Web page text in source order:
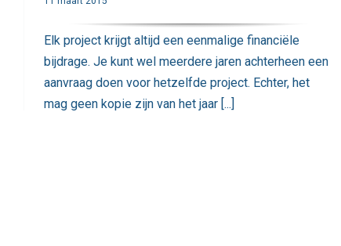
Elk project krijgt altijd een eenmalige financiële
bijdrage. Je kunt wel meerdere jaren achterheen een
aanvraag doen voor hetzelfde project. Echter, het
mag geen kopie zijn van het jaar [...]